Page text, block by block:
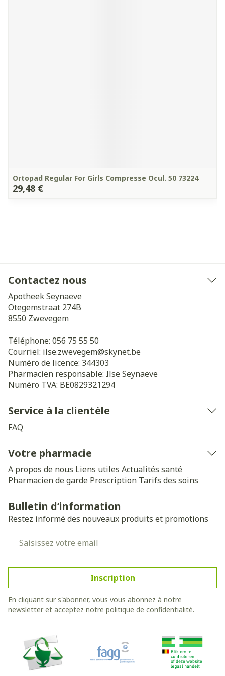
Ortopad Regular For Girls Compresse Ocul. 50 73224
29,48 €
Contactez nous
Apotheek Seynaeve
Otegemstraat 274B
8550 Zwevegem
Téléphone: 056 75 55 50
Courriel: ilse.zwevegem@skynet.be
Numéro de licence: 344303
Pharmacien responsable: Ilse Seynaeve
Numéro TVA: BE0829321294
Service à la clientèle
FAQ
Votre pharmacie
A propos de nous Liens utiles Actualités santé
Pharmacien de garde Prescription Tarifs des soins
Bulletin d’information
Restez informé des nouveaux produits et promotions
Inscription
En cliquant sur s'abonner, vous vous abonnez à notre
newsletter et acceptez notre politique de confidentialité.